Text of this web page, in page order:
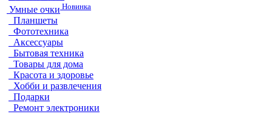
Умные очки Новинка
Планшеты
Фототехника
Аксессуары
Бытовая техника
Товары для дома
Красота и здоровье
Хобби и развлечения
Подарки
Ремонт электроники